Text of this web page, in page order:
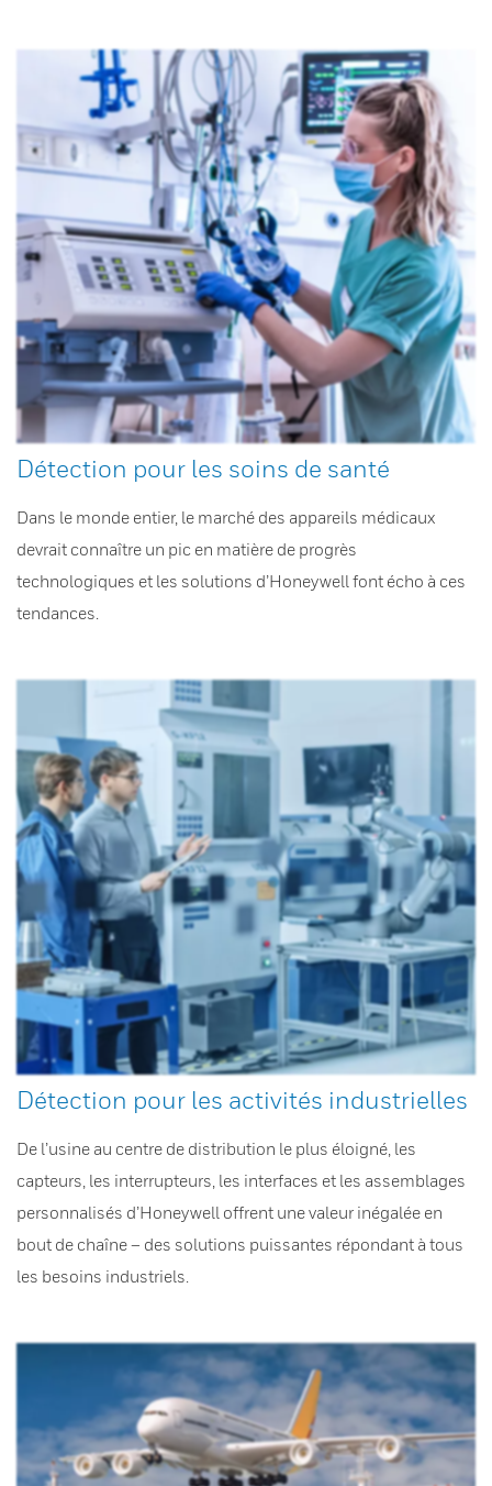
Détection pour les soins de santé
Dans le monde entier, le marché des appareils médicaux
devrait connaître un pic en matière de progrès
technologiques et les solutions d’Honeywell font écho à ces
tendances.
Détection pour les activités industrielles
De l’usine au centre de distribution le plus éloigné, les
capteurs, les interrupteurs, les interfaces et les assemblages
personnalisés d’Honeywell offrent une valeur inégalée en
bout de chaîne – des solutions puissantes répondant à tous
les besoins industriels.